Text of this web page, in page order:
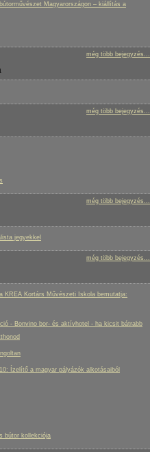
Magyarországon – kiállítás a
még több bejegyzés...
még több bejegyzés...
még több bejegyzés...
jegyekkel
még több bejegyzés...
KREA Kortárs Művészeti Iskola bemutatja:
- Bonvino bor- és aktívhotel - ha kicsit bátrabb
Ízelítő a magyar pályázók alkotásaiból
bútor kollekciója